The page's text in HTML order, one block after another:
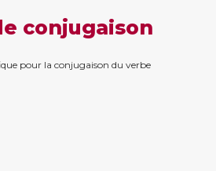
conjugaison
pour la conjugaison du verbe